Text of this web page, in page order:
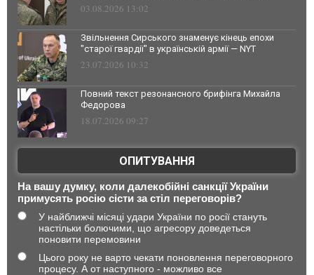
03.08.2026 13:02
Звільнення Сирського знаменує кінець епохи
"старої гвардії" в українській армії — NYT
23.07.2026 10:32
Повний текст резонансного брифінга Михайла
Федорова
18.07.2026 09:27
ОПИТУВАННЯ
На вашу думку, коли далекобійні санкції України
примусять росію сісти за стіл переговорів?
У найближчі місяці удари України по росії стануть
настільки болючими, що агресору доведеться
поновити перемовини
Цього року не варто чекати поновлення переговорного
процесу. А от наступного - можливо все